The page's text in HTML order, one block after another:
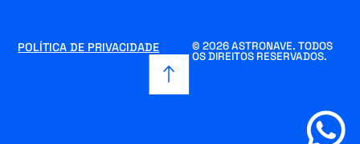
© 2026 ASTRONAVE. TODOS
OS DIREITOS RESERVADOS.
POLÍTICA DE PRIVACIDADE